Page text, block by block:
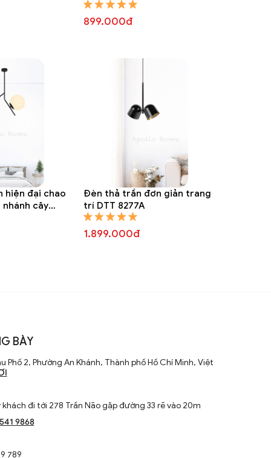
899.000đ
đại chao
cây
Đèn thả trần đơn giản trang
trí DTT 8277A
1.899.000đ
BÀY
Phố 2, Phường An Khánh, Thành phố Hồ Chí Minh, Việt
đi tới 278 Trần Não gặp đường 33 rẽ vào 20m
9868
789